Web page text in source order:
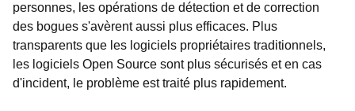
personnes, les opérations de détection et de correction
des bogues s'avèrent aussi plus efficaces. Plus
transparents que les logiciels propriétaires traditionnels,
les logiciels Open Source sont plus sécurisés et en cas
d'incident, le problème est traité plus rapidement.